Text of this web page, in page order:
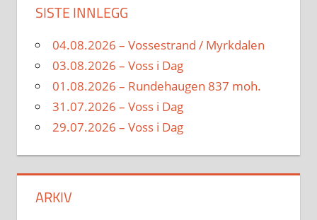
SISTE INNLEGG
04.08.2026 – Vossestrand / Myrkdalen
03.08.2026 – Voss i Dag
01.08.2026 – Rundehaugen 837 moh.
31.07.2026 – Voss i Dag
29.07.2026 – Voss i Dag
ARKIV